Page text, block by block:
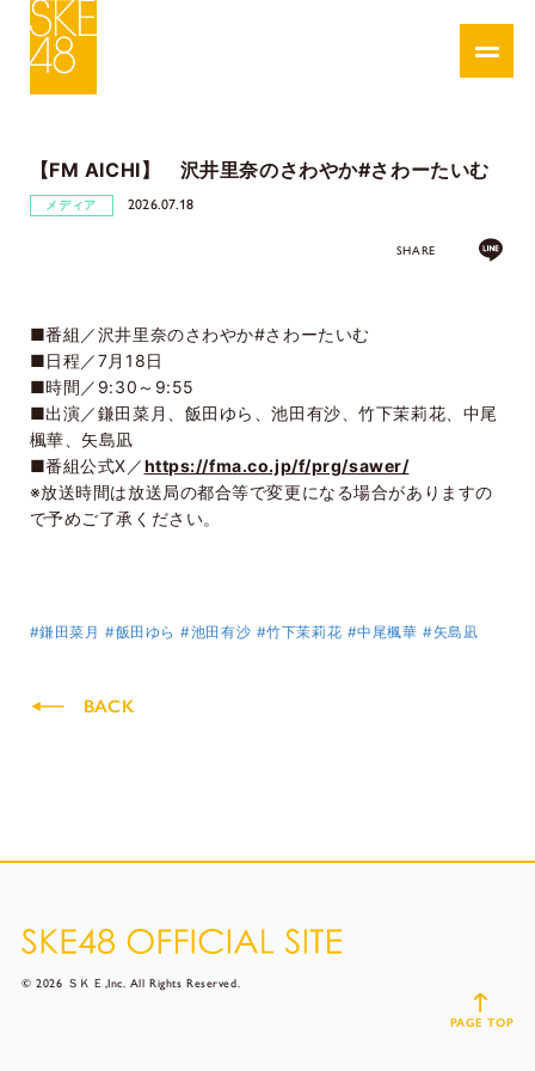
【FM AICHI】 沢井里奈のさわやか#さわーたいむ
メディア 2026.07.18
SHARE
■番組／沢井里奈のさわやか#さわーたいむ
■日程／7月18日
■時間／9:30～9:55
■出演／鎌田菜月、飯田ゆら、池田有沙、竹下茉莉花、中尾
楓華、矢島凪
■番組公式X／https://fma.co.jp/f/prg/sawer/
※放送時間は放送局の都合等で変更になる場合がありますの
で予めご了承ください。
#鎌田菜月 #飯田ゆら #池田有沙 #竹下茉莉花 #中尾楓華 #矢島凪
BACK
© 2026 ＳＫＥ,Inc. All Rights Reserved.
PAGE TOP